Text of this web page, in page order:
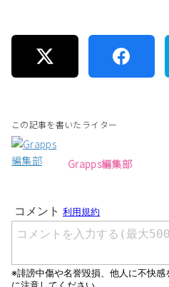
この記事を書いたライター
Grapps編集部